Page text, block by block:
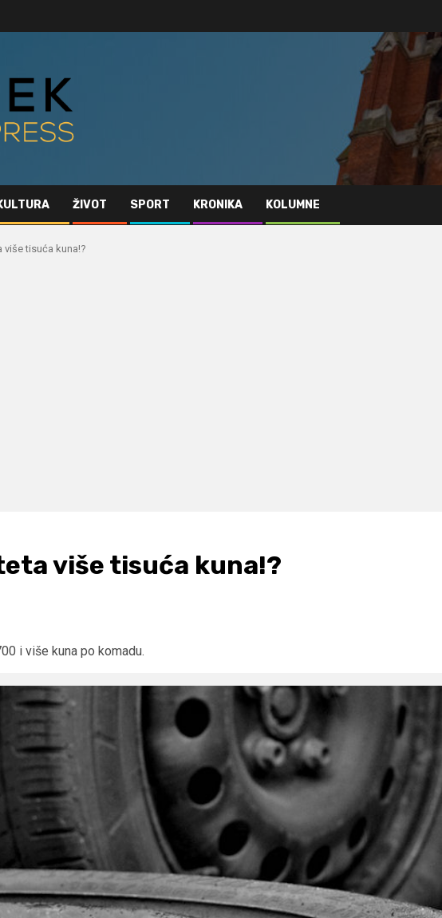
ŽIVOT SPORT KRONIKA KOLUMNE
više tisuća kuna!?
više tisuća kuna!?
i više kuna po komadu.